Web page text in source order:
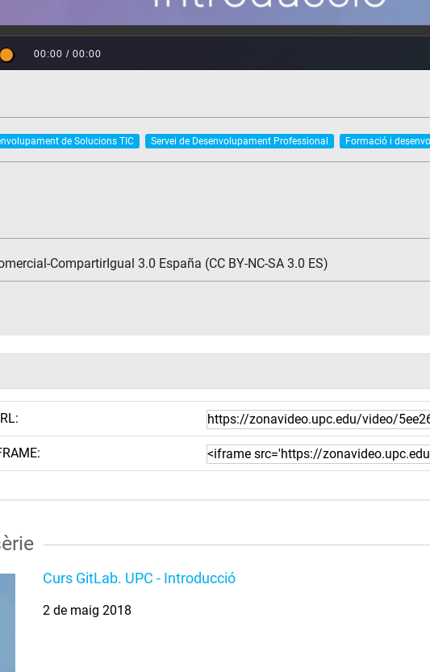
de Solucions TIC Servei de Desenvolupament Professional Formació i
CompartirIgual 3.0 España (CC BY-NC-SA 3.0 ES)
Curs GitLab. UPC - Introducció
2 de maig 2018